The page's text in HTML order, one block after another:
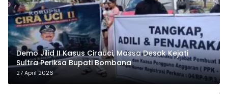
Demo Jilid II Kasus Cirauci, Massa Desak Kejati
Sultra Periksa Bupati Bombana
27 April 2026